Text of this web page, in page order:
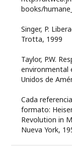
books/
Singer, P.
Trotta, 1999
Taylor, P.W.
environmental
Unidos de
Cada
formato:
Revolution in
Nueva York,